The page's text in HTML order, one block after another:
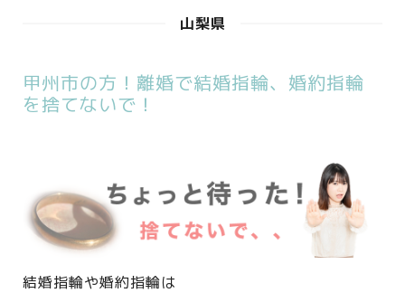
山梨県
甲州市の方！離婚で結婚指輪、婚約指輪
を捨てないで！
結婚指輪や婚約指輪は